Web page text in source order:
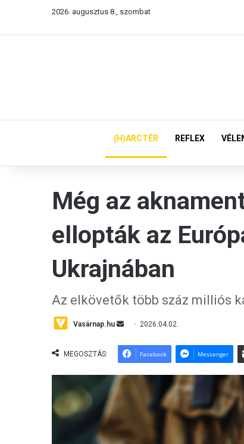
2026. augusztus 8., szombat
(H)ARCTÉR REFLEX
Még az
ellopták az
Ukrajnában
Az elkövetők több száz milliós
Vasárnap.hu
n
a
2026.04.02.
MEGOSZTÁS: Facebook Messenger